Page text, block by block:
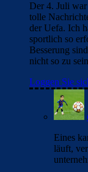
Der 4. Juli
tolle
der Uefa. Ich
sportlich so
Besserung
nicht so zu
Loggen Sie
Eines
läuft,